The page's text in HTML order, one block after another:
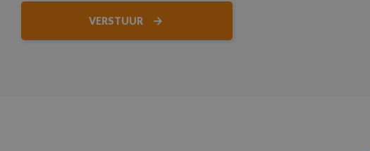
VERSTUUR